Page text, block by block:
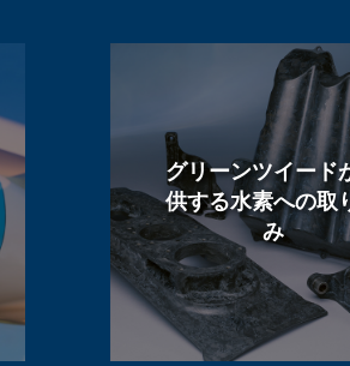
グリーンツイード
供する水素への取
み